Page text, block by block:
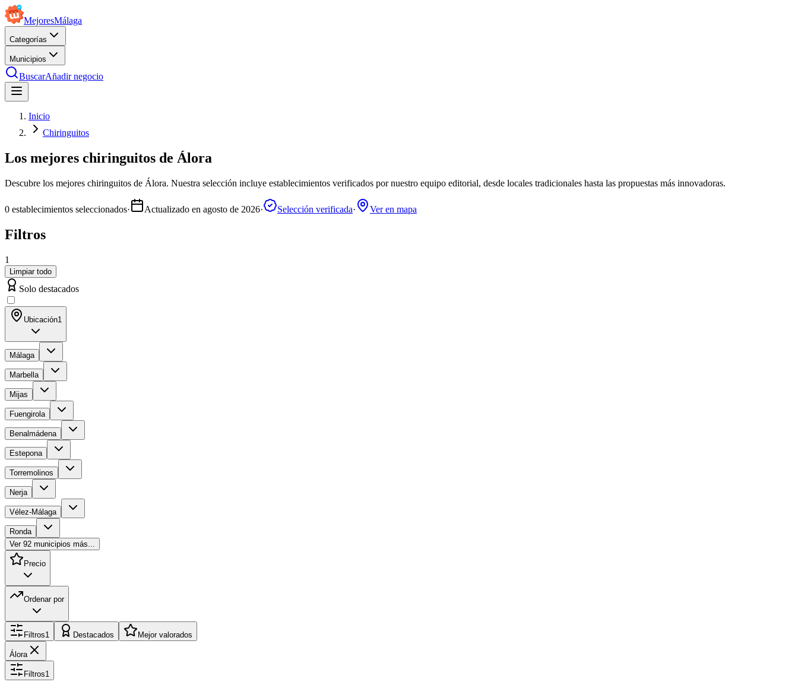
MejoresMálaga
Categorías
Municipios
BuscarAñadir negocio
Inicio
Chiringuitos
Los mejores chiringuitos de Álora
Descubre los mejores chiringuitos de Álora. Nuestra selección incluye establecimientos verificados por nuestro equipo editorial, desde locales tradicionales hasta las propuestas más innovadoras.
0 establecimientos seleccionados· Actualizado en agosto de 2026· Selección verificada· Ver en mapa
Filtros
1
Limpiar todo
Solo destacados
Ubicación1
Málaga
Marbella
Mijas
Fuengirola
Benalmádena
Estepona
Torremolinos
Nerja
Vélez-Málaga
Ronda
Ver 92 municipios más...
Precio
Ordenar por
Filtros1 Destacados Mejor valorados
Álora
Filtros1